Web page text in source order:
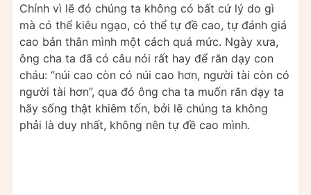
Chính vì lẽ đó chúng ta không có bất cứ lý do gì
mà có thể kiêu ngạo, có thể tự đề cao, tự đánh giá
cao bản thân mình một cách quá mức. Ngày xưa,
ông cha ta đã có câu nói rất hay để răn dạy con
cháu: “núi cao còn có núi cao hơn, người tài còn có
người tài hơn”, qua đó ông cha ta muốn răn dạy ta
hãy sống thật khiêm tốn, bởi lẽ chúng ta không
phải là duy nhất, không nên tự đề cao mình.